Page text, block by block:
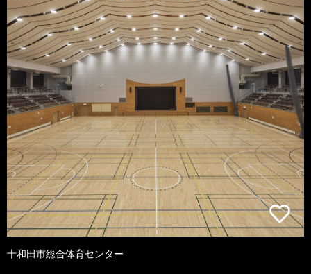
十和田市総合体育センター